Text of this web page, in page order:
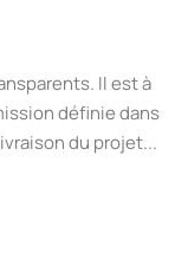
Il est à
définie dans
du projet...